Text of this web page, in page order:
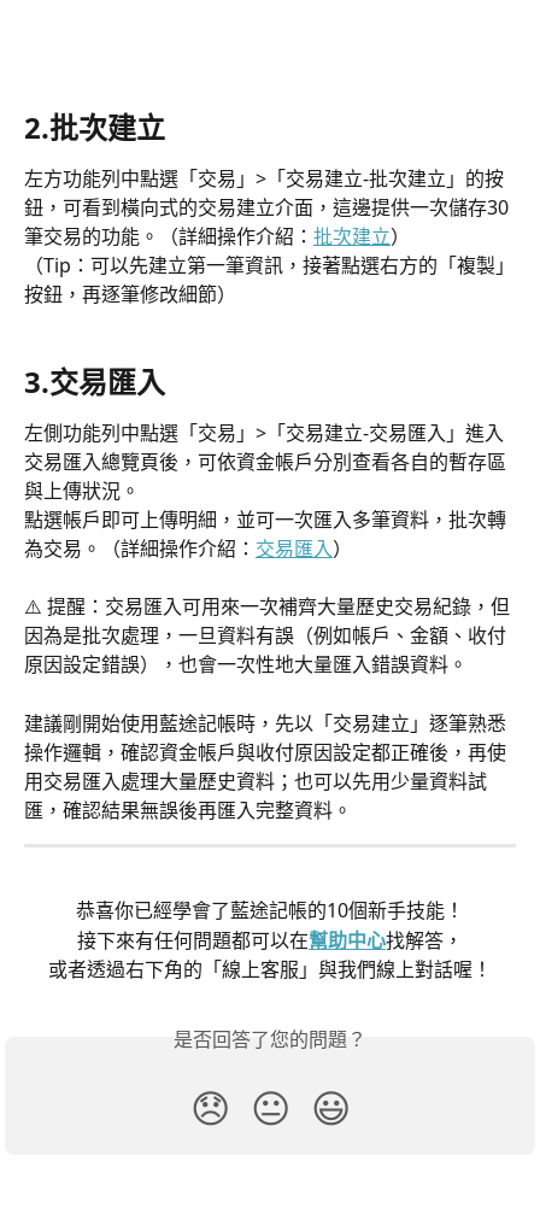
2.批次建立
左方功能列中點選「交易」>「交易建立-批次建立」的按
鈕，可看到橫向式的交易建立介面，這邊提供一次儲存30
筆交易的功能。（詳細操作介紹： 批次建立）
（Tip：可以先建立第一筆資訊，接著點選右方的「複製」
按鈕，再逐筆修改細節）
3.交易匯入
左側功能列中點選「交易」>「交易建立-交易匯入」進入
交易匯入總覽頁後，可依資金帳戶分別查看各自的暫存區
與上傳狀況。
點選帳戶即可上傳明細，並可一次匯入多筆資料，批次轉
為交易。（詳細操作介紹： 交易匯入）
⚠️ 提醒：交易匯入可用來一次補齊大量歷史交易紀錄，但
因為是批次處理，一旦資料有誤（例如帳戶、金額、收付
原因設定錯誤），也會一次性地大量匯入錯誤資料。
建議剛開始使用藍途記帳時，先以「交易建立」逐筆熟悉
操作邏輯，確認資金帳戶與收付原因設定都正確後，再使
用交易匯入處理大量歷史資料；也可以先用少量資料試
匯，確認結果無誤後再匯入完整資料。
恭喜你已經學會了藍途記帳的10個新手技能！
接下來有任何問題都可以在幫助中心找解答，
或者透過右下角的「線上客服」與我們線上對話喔！
是否回答了您的問題？
😞 😐 😃